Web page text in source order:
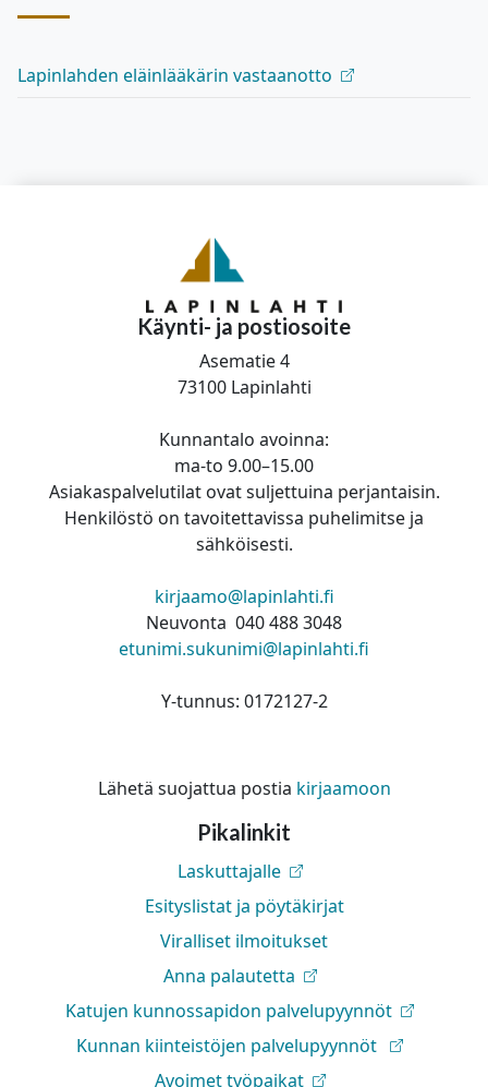
Lapinlahden eläinlääkärin vastaanotto
Käynti- ja postiosoite
Asematie 4
73100 Lapinlahti
Kunnantalo avoinna:
ma-to 9.00–15.00
Asiakaspalvelutilat ovat suljettuina perjantaisin.
Henkilöstö on tavoitettavissa puhelimitse ja
sähköisesti.
kirjaamo@lapinlahti.fi
Neuvonta 040 488 3048
etunimi.sukunimi@lapinlahti.fi
Y-tunnus: 0172127-2
Lähetä suojattua postia kirjaamoon
Pikalinkit
Laskuttajalle
Esityslistat ja pöytäkirjat
Viralliset ilmoitukset
Anna palautetta
Katujen kunnossapidon palvelupyynnöt
Kunnan kiinteistöjen palvelupyynnöt
Avoimet työpaikat